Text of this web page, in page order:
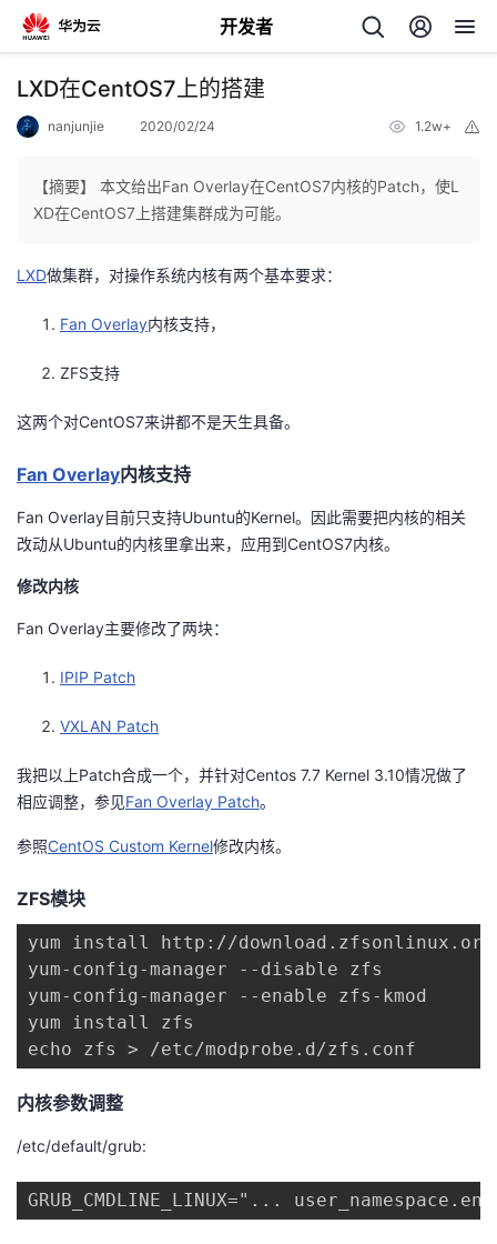
开发者
返
个
人
主
页
我
的
开
发
者
我
坛
圈
子
的
直
播
我
的
活
动
我
的
关
注
我
的
开
发
学
我
的
Programs
我
的
持
LXD在CentOS7上的搭建
nanjunjie 2020/02/24 1.2w+
【摘要】 本文给出Fan Overlay在CentOS7内核的Patch，使L
XD在CentOS7上搭建集群成为可能。
LXD做集群，对操作系统内核有两个基本要求：
Fan Overlay内核支持，
ZFS支持
这两个对CentOS7来讲都不是天生具备。
Fan Overlay内核支持
Fan Overlay目前只支持Ubuntu的Kernel。因此需要把内核的相关
改动从Ubuntu的内核里拿出来，应用到CentOS7内核。
修改内核
Fan Overlay主要修改了两块：
IPIP Patch
VXLAN Patch
我把以上Patch合成一个，并针对Centos 7.7 Kernel 3.10情况做了
相应调整，参见Fan Overlay Patch。
参照CentOS Custom Kernel修改内核。
ZFS模块
yum install http://
yum-config-manager --disable zfs
yum-config-manager --enable zfs-kmod
yum install zfs
echo zfs > /etc/modprobe.d/zfs.conf
内核参数调整
/etc/default/grub:
GRUB_CMDLINE_LINUX="...